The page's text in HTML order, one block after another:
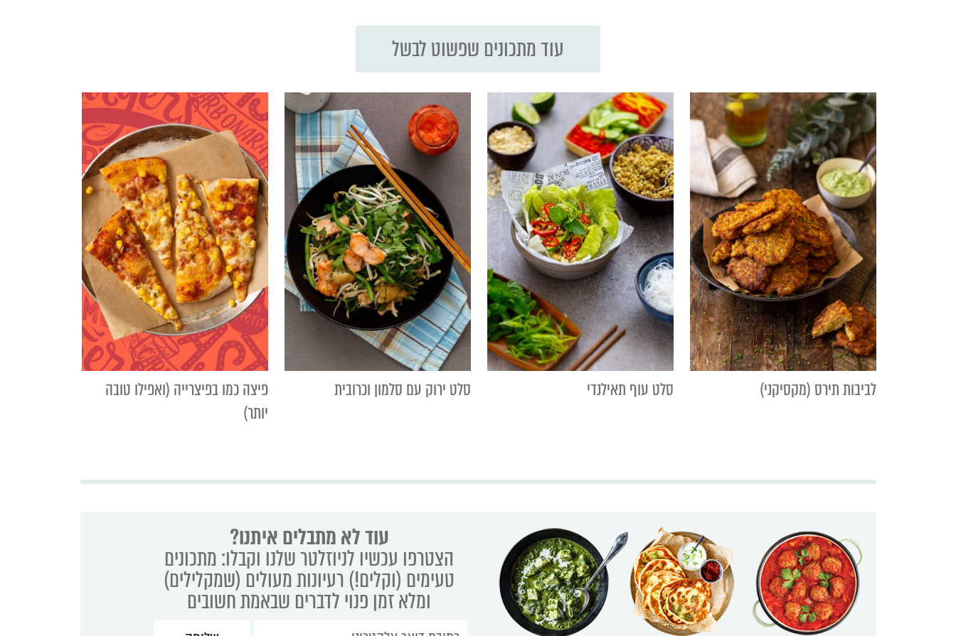
עוד מתכונים שפשוט לבשל
לביבות תירס (מקסיקני) סלט עוף תאילנדי סלט ירוק עם סלמון וכרובית
פיצה כמו בפיצרייה (ואפילו טובה
יותר)
עוד לא מתבלים איתנו?
הצטרפו עכשיו לניוזלטר שלנו וקבלו: מתכונים
טעימים (וקלים!) רעיונות מעולים (שמקלילים)
ומלא זמן פנוי לדברים שבאמת חשובים